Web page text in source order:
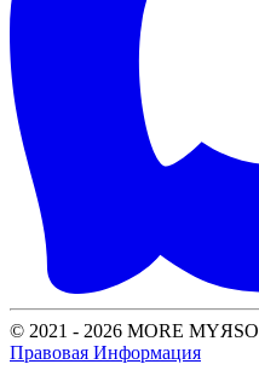
© 2021 - 2026 MORE MYЯSO
Правовая Информация